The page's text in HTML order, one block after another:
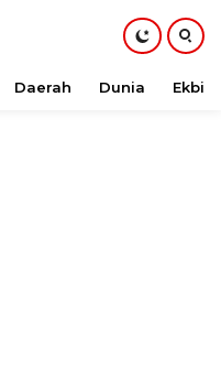
Daerah Dunia Ekbis